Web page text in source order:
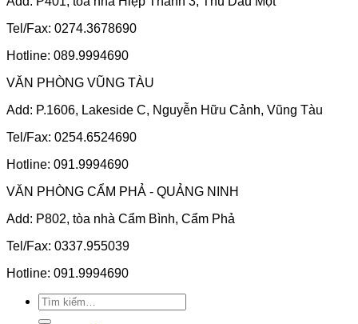
Tel/Fax: 0274.3678690
Hotline: 089.9994690
VĂN PHÒNG VŨNG TÀU
Add: P.1606, Lakeside C, Nguyễn Hữu Cảnh, Vũng Tàu
Tel/Fax: 0254.6524690
Hotline: 091.9994690
VĂN PHÒNG CẨM PHẢ - QUẢNG NINH
Add: P802, tòa nhà Cẩm Bình, Cẩm Phả
Tel/Fax: 0337.955039
Hotline: 091.9994690
Tìm
kiếm: